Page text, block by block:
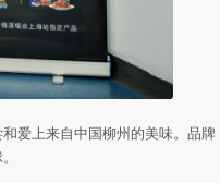
爱上来自中国柳州的美味。品牌